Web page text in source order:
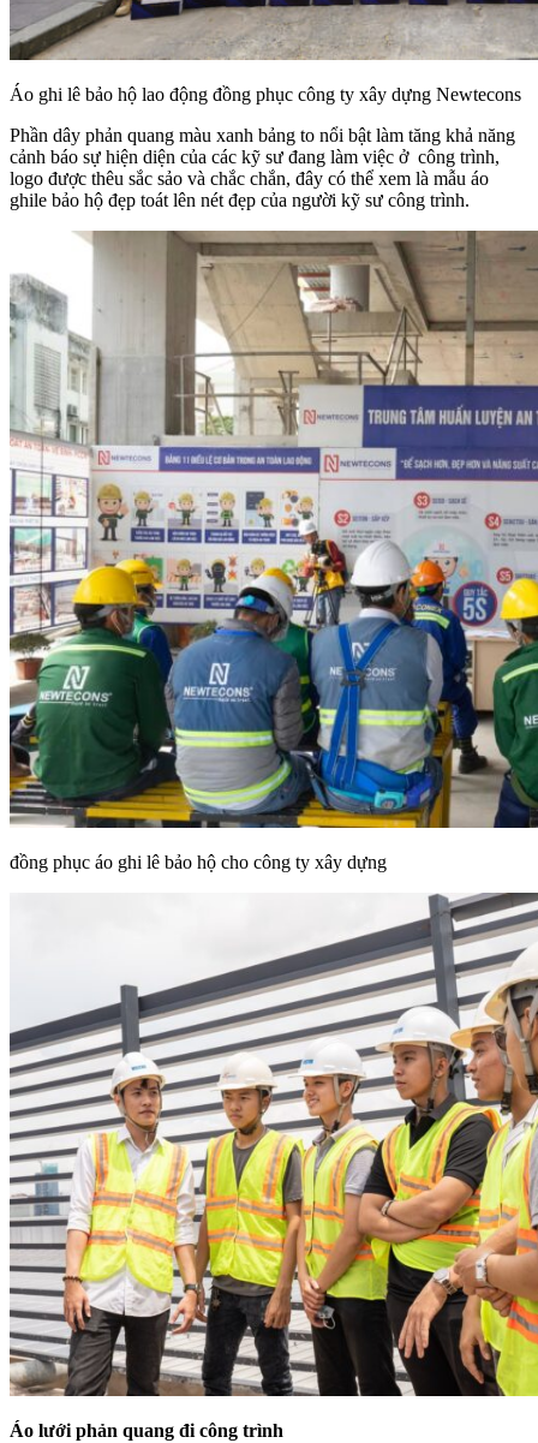
Áo ghi lê bảo hộ lao động đồng phục công ty xây dựng Newtecons
Phần dây phản quang màu xanh bảng to nổi bật làm tăng khả năng
cảnh báo sự hiện diện của các kỹ sư đang làm việc ở công trình,
logo được thêu sắc sảo và chắc chắn, đây có thể xem là mẫu áo
ghile bảo hộ đẹp toát lên nét đẹp của người kỹ sư công trình.
đồng phục áo ghi lê bảo hộ cho công ty xây dựng
Áo lưới phản quang đi công trình